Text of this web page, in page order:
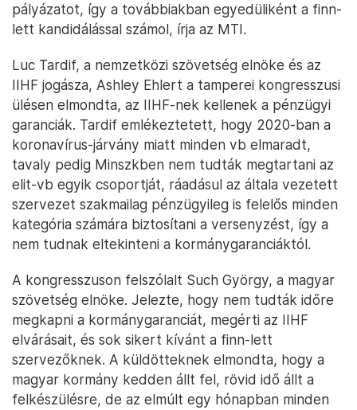
pályázatot, így a továbbiakban egyedüliként a finn-
lett kandidálással számol, írja az MTI.
Luc Tardif, a nemzetközi szövetség elnöke és az
IIHF jogásza, Ashley Ehlert a tamperei kongresszusi
ülésen elmondta, az IIHF-nek kellenek a pénzügyi
garanciák. Tardif emlékeztetett, hogy 2020-ban a
koronavírus-járvány miatt minden vb elmaradt,
tavaly pedig Minszkben nem tudták megtartani az
elit-vb egyik csoportját, ráadásul az általa vezetett
szervezet szakmailag pénzügyileg is felelős minden
kategória számára biztosítani a versenyzést, így a
nem tudnak eltekinteni a kormánygaranciáktól.
A kongresszuson felszólalt Such György, a magyar
szövetség elnöke. Jelezte, hogy nem tudták időre
megkapni a kormánygaranciát, megérti az IIHF
elvárásait, és sok sikert kívánt a finn-lett
szervezőknek. A küldötteknek elmondta, hogy a
magyar kormány kedden állt fel, rövid idő állt a
felkészülésre, de az elmúlt egy hónapban minden